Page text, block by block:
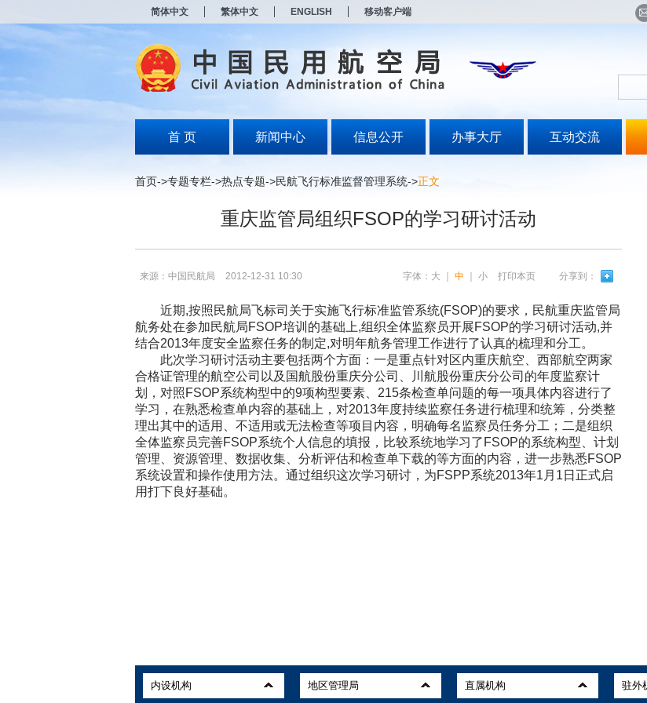
简体中文 繁体中文 ENGLISH 移动客户端
首 页 新闻中心 信息公开 办事大厅 互动交流
首页->专题专栏->热点专题->民航飞行标准监督管理系统->正文
重庆监管局组织FSOP的学习研讨活动
来源：中国民航局 2012-12-31 10:30 字体： 大 中 小 打印本页 分享到：
近期,按照民航局飞标司关于实施飞行标准监管系统(FSOP)的要求，民航重庆监管局
航务处在参加民航局FSOP培训的基础上,组织全体监察员开展FSOP的学习研讨活动,并
结合2013年度安全监察任务的制定,对明年航务管理工作进行了认真的梳理和分工。
此次学习研讨活动主要包括两个方面：一是重点针对区内重庆航空、西部航空两家
合格证管理的航空公司以及国航股份重庆分公司、川航股份重庆分公司的年度监察计
划，对照FSOP系统构型中的9项构型要素、215条检查单问题的每一项具体内容进行了
学习，在熟悉检查单内容的基础上，对2013年度持续监察任务进行梳理和统筹，分类整
理出其中的适用、不适用或无法检查等项目内容，明确每名监察员任务分工；二是组织
全体监察员完善FSOP系统个人信息的填报，比较系统地学习了FSOP的系统构型、计划
管理、资源管理、数据收集、分析评估和检查单下载的等方面的内容，进一步熟悉FSOP
系统设置和操作使用方法。通过组织这次学习研讨，为FSPP系统2013年1月1日正式启
用打下良好基础。
打
无
障